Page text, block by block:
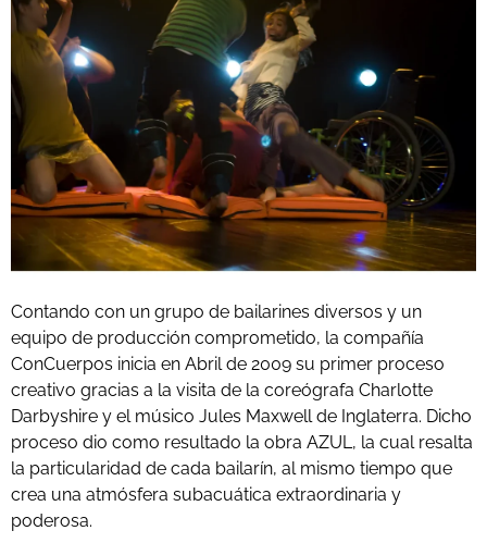
Contando con un grupo de bailarines diversos y un
equipo de producción comprometido, la compañía
ConCuerpos inicia en Abril de 2009 su primer proceso
creativo gracias a la visita de la coreógrafa Charlotte
Darbyshire y el músico Jules Maxwell de Inglaterra. Dicho
proceso dio como resultado la obra AZUL, la cual resalta
la particularidad de cada bailarín, al mismo tiempo que
crea una atmósfera subacuática extraordinaria y
poderosa.